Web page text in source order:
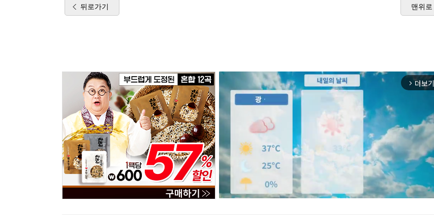
뒤로가기 맨위로
arrow_forward_ios 더보기